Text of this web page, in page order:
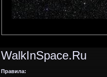
WalkInSpace.Ru
Правила: